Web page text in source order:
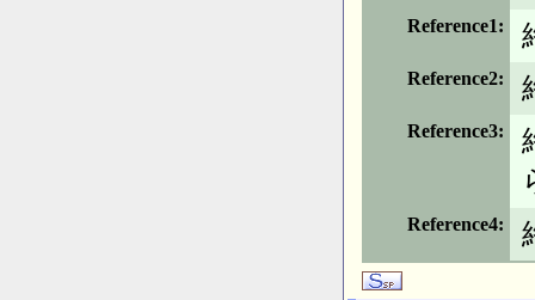
Reference1
Reference2
Reference3
Reference4